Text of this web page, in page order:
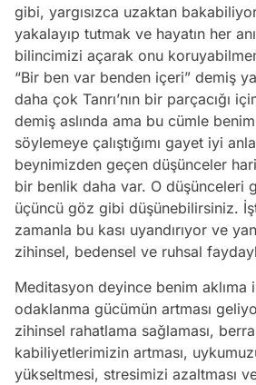
gibi, yargısızca uzaktan
yakalayıp tutmak ve hayatın her
bilincimizi açarak onu
“Bir ben var benden içeri” demiş
daha çok Tanrı’nın bir parçacığı
demiş aslında ama bu cümle
söylemeye çalıştığımı gayet iyi
beynimizden geçen düşünceler
bir benlik daha var. O düşünceleri
üçüncü göz gibi düşünebilirsiniz.
zamanla bu kası uyandırıyor ve
zihinsel, bedensel ve ruhsal
Meditasyon deyince benim aklıma
odaklanma gücümün artması
zihinsel rahatlama sağlaması,
kabiliyetlerimizin artması,
yükseltmesi, stresimizi azaltması